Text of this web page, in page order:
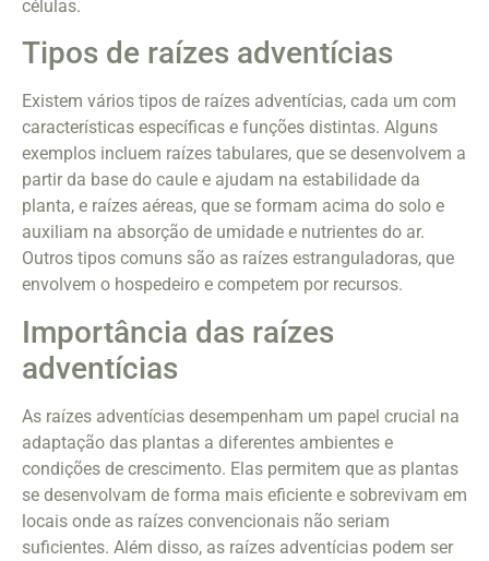
células.
Tipos de raízes adventícias
Existem vários tipos de raízes adventícias, cada um com
características específicas e funções distintas. Alguns
exemplos incluem raízes tabulares, que se desenvolvem a
partir da base do caule e ajudam na estabilidade da
planta, e raízes aéreas, que se formam acima do solo e
auxiliam na absorção de umidade e nutrientes do ar.
Outros tipos comuns são as raízes estranguladoras, que
envolvem o hospedeiro e competem por recursos.
Importância das raízes
adventícias
As raízes adventícias desempenham um papel crucial na
adaptação das plantas a diferentes ambientes e
condições de crescimento. Elas permitem que as plantas
se desenvolvam de forma mais eficiente e sobrevivam em
locais onde as raízes convencionais não seriam
suficientes. Além disso, as raízes adventícias podem ser